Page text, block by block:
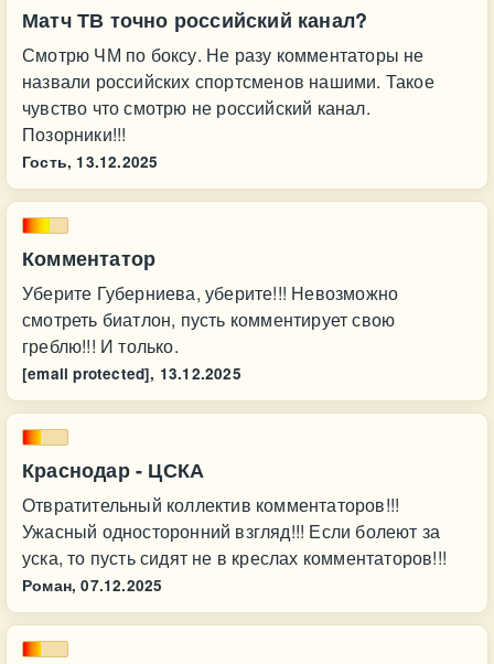
Матч ТВ точно российский канал?
Смотрю ЧМ по боксу. Не разу комментаторы не
назвали российских спортсменов нашими. Такое
чувство что смотрю не российский канал.
Позорники!!!
Гость, 13.12.2025
Комментатор
Уберите Губерниева, уберите!!! Невозможно
смотреть биатлон, пусть комментирует свою
греблю!!! И только.
[email protected], 13.12.2025
Краснодар - ЦСКА
Отвратительный коллектив комментаторов!!!
Ужасный односторонний взгляд!!! Если болеют за
уска, то пусть сидят не в креслах комментаторов!!!
Роман, 07.12.2025